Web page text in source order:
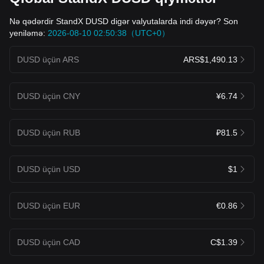
Nə qədərdir StandX DUSD digər valyutalarda indi dəyər? Son
yeniləmə: 2026-08-10 02:50:38（UTC+0）
DUSD üçün ARS ARS$1,490.13
DUSD üçün CNY ¥6.74
DUSD üçün RUB ₽81.5
DUSD üçün USD $1
DUSD üçün EUR €0.86
DUSD üçün CAD C$1.39